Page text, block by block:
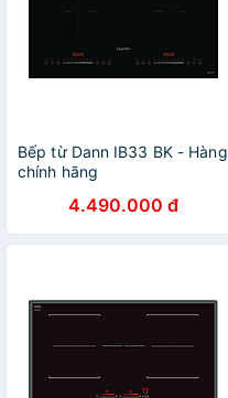
Bếp từ Dann IB33 BK - Hàng
chính hãng
4.490.000 đ